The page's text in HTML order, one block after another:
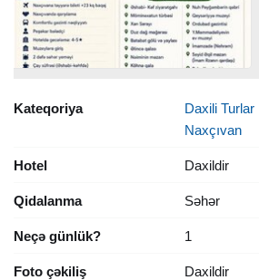
Kateqoriya
Daxili Turlar
Naxçıvan
Hotel Daxildir
Qidalanma Səhər
Neçə günlük? 1
Foto çəkiliş Daxildir